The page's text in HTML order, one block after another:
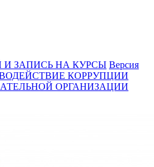
И ЗАПИСЬ НА КУРСЫ Версия
КОРРУПЦИИ
ОРГАНИЗАЦИИ